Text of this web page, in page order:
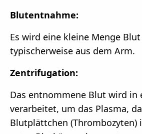
Blutentnahme:
Es wird eine kleine Menge
typischerweise aus dem Arm.
Zentrifugation:
Das entnommene Blut wird in
verarbeitet, um das Plasma,
Blutplättchen (Thrombozyten)